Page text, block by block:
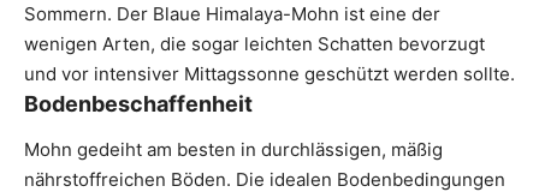
Sommern. Der Blaue Himalaya-Mohn ist eine der
wenigen Arten, die sogar leichten Schatten bevorzugt
und vor intensiver Mittagssonne geschützt werden sollte.
Bodenbeschaffenheit
Mohn gedeiht am besten in durchlässigen, mäßig
nährstoffreichen Böden. Die idealen Bodenbedingungen